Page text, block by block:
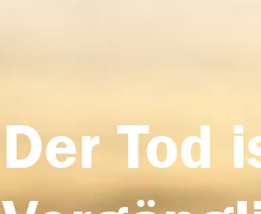
Der Tod